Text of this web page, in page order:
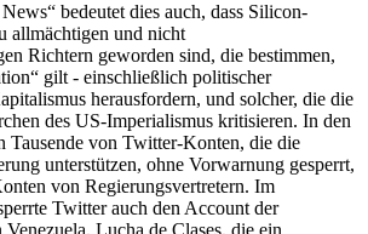
bedeutet dies auch, dass Silicon-
allmächtigen und nicht
Richtern geworden sind, die bestimmen,
gilt - einschließlich politischer
herausfordern, und solcher, die die
des US-Imperialismus kritisieren. In den
Tausende von Twitter-Konten, die die
unterstützen, ohne Vorwarnung gesperrt,
von Regierungsvertretern. Im
Twitter auch den Account der
Lucha de Clases, die ein